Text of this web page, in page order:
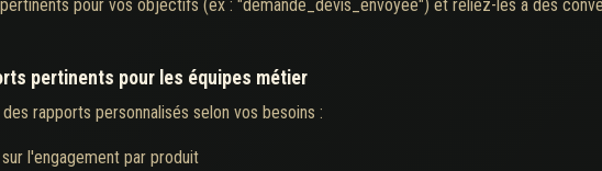
pour vos objectifs (ex : "demande_devis_envoyée") et reliez-les à des
pertinents pour les équipes métier
rapports personnalisés selon vos besoins :
l'engagement par produit